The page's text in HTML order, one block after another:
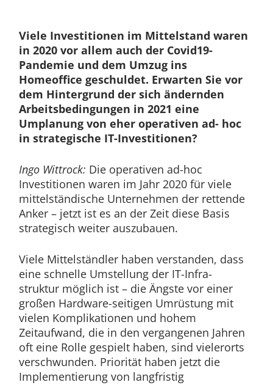
Viele Investitionen im Mittelstand waren
in 2020 vor allem auch der Covid19-
Pandemie und dem Umzug ins
Homeoffice geschuldet. Erwarten Sie vor
dem Hintergrund der sich ändernden
Arbeitsbedingungen in 2021 eine
Umplanung von eher operativen ad- hoc
in strategische IT-Investitionen?
Ingo Wittrock: Die operativen ad-hoc
Investitionen waren im Jahr 2020 für viele
mittelständische Unternehmen der rettende
Anker – jetzt ist es an der Zeit diese Basis
strategisch weiter auszubauen.
Viele Mittelständler haben verstanden, dass
eine schnelle Umstellung der IT-Infra-
struktur möglich ist – die Ängste vor einer
großen Hardware-seitigen Umrüstung mit
vielen Komplikationen und hohem
Zeitaufwand, die in den vergangenen Jahren
oft eine Rolle gespielt haben, sind vielerorts
verschwunden. Priorität haben jetzt die
Implementierung von langfristig